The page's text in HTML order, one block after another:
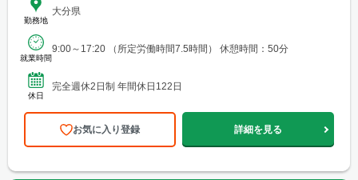
勤務地
大分県
就業時間
9:00～17:20 （所定労働時間7.5時間） 休憩時間：50分
休日
完全週休2日制 年間休日122日
お気に入り登録 詳細を見る